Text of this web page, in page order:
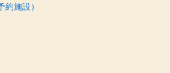
約施設）